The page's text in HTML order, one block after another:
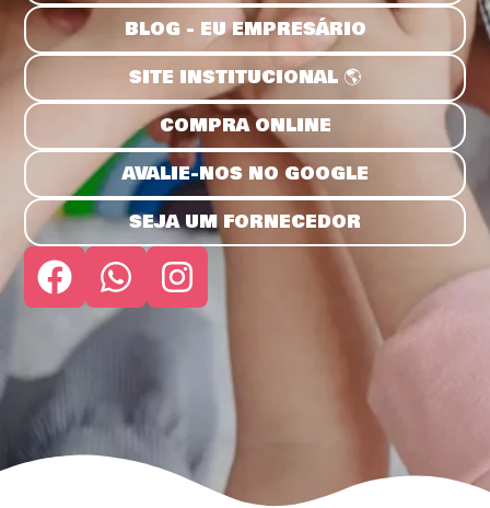
BLOG - EU EMPRESÁRIO
SITE INSTITUCIONAL 🌎
COMPRA ONLINE
AVALIE-NOS NO GOOGLE
SEJA UM FORNECEDOR